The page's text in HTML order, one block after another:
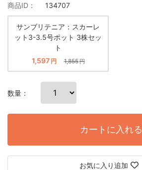
商品ID：
134707
サンブリテニア：スカーレ
ット3-3.5号ポット 3株セッ
ト
1,597 円 1,855円
数量：
カートに入れる
お気に入り追加